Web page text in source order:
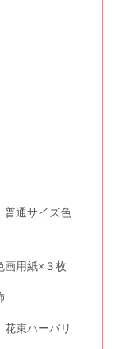
通サイズ色
用紙×３枚
束ハーバリ